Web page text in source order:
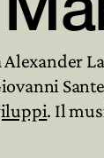
. Il